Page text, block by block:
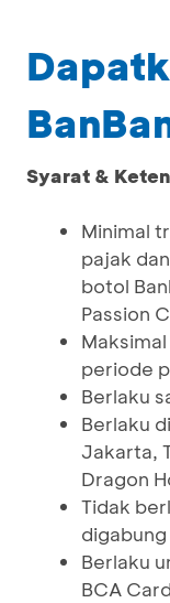
Syarat &
Minimal
pajak
botol
Passion
periode
Berlaku
Berlaku
Jakarta,
Dragon
Tidak
Berlaku
BCA